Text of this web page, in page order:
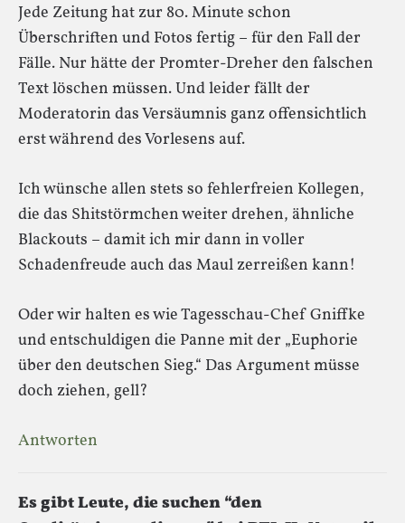
Jede Zeitung hat zur 80. Minute schon
Überschriften und Fotos fertig – für den Fall der
Fälle. Nur hätte der Promter-Dreher den falschen
Text löschen müssen. Und leider fällt der
Moderatorin das Versäumnis ganz offensichtlich
erst während des Vorlesens auf.
Ich wünsche allen stets so fehlerfreien Kollegen,
die das Shitstörmchen weiter drehen, ähnliche
Blackouts – damit ich mir dann in voller
Schadenfreude auch das Maul zerreißen kann!
Oder wir halten es wie Tagesschau-Chef Gniffke
und entschuldigen die Panne mit der „Euphorie
über den deutschen Sieg.“ Das Argument müsse
doch ziehen, gell?
Antworten
Es gibt Leute, die suchen “den